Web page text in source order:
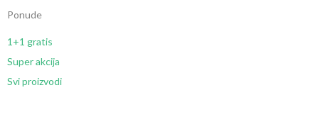
Ponude
1+1 gratis
Super akcija
Svi proizvodi